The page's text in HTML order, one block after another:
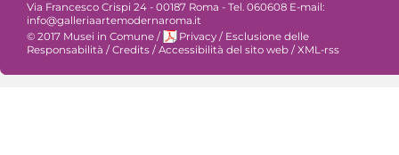
Via Francesco Crispi 24 - 00187 Roma - Tel. 060608 E-mail:
info@galleriaartemodernaroma.it
© 2017 Musei in Comune / Privacy / Esclusione delle
Responsabilità / Credits / Accessibilità del sito web / XML-rss